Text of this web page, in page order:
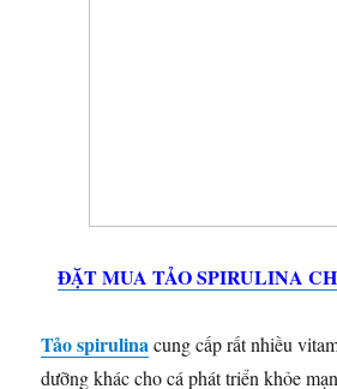
ĐẶT MUA TẢO SPIRULINA
Tảo spirulinacung cấp rất nhiều
dưỡng khác cho cá phát triển khỏe